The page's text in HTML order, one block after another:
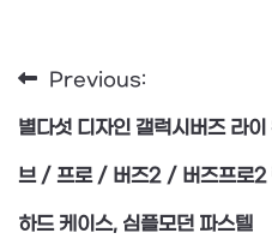
글
탐
Previous:
별다섯 디자인 갤럭시버즈 라이
브 / 프로 / 버즈2 / 버즈프로2
하드 케이스, 심플모던 파스텔